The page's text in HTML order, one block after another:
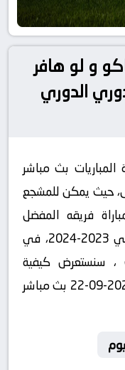
و لو هافر
09-22 في دوري الدوري
بث مباشر
حيث يمكن للمشجع
فريقه المفضل
ومنافسه في بطولة الدوري الفرنسي 2023-2024، في
، سنستعرض كيفية
مشاهدة مباراة موناكو و لو هافر 2024-09-22 بث مباشر